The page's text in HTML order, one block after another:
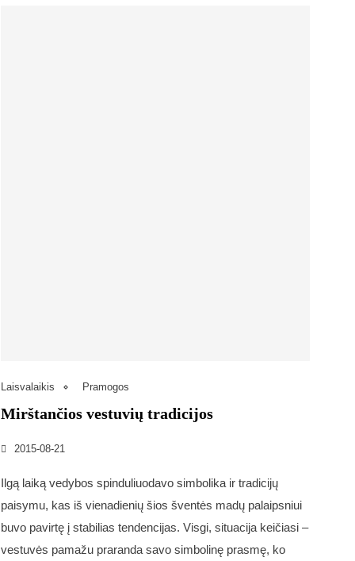
Laisvalaikis Pramogos
Mirštančios vestuvių tradicijos
2015-08-21
Ilgą laiką vedybos spinduliuodavo simbolika ir tradicijų
paisymu, kas iš vienadienių šios šventės madų palaipsniui
buvo pavirtę į stabilias tendencijas. Visgi, situacija keičiasi –
vestuvės pamažu praranda savo simbolinę prasmę, ko